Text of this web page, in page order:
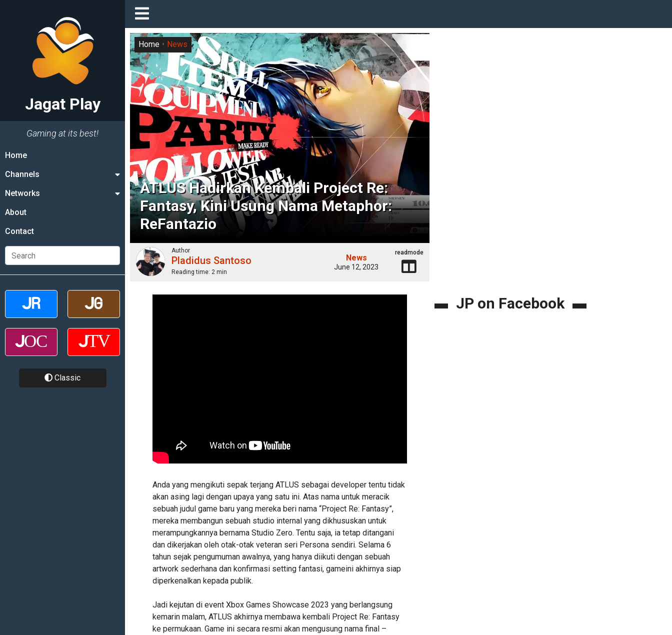
Jagat Play
Gaming at its best!
Home
Channels
Networks
About
Contact
Classic
ATLUS Hadirkan Kembali Project Re:
Fantasy, Kini Usung Nama Metaphor:
ReFantazio
Home News
Author
Pladidus Santoso
Reading time: 2 min
News
June 12, 2023
readmode
Anda yang mengikuti sepak terjang ATLUS sebagai developer tentu tidak
akan asing lagi dengan upaya yang satu ini. Atas nama untuk meracik
sebuah judul game baru yang mereka beri nama “Project Re: Fantasy”,
mereka membangun sebuah studio internal yang dikhususkan untuk
merampungkannya bernama Studio Zero. Tentu saja, ia tetap ditangani
dan dikerjakan oleh otak-otak veteran seri Persona sendiri. Selama 6
tahun sejak pengumuman awalnya, yang hanya diikuti dengan sebuah
artwork sederhana dan konfirmasi setting fantasi, gameini akhirnya siap
diperkenalkan kepada publik.
Jadi kejutan di event Xbox Games Showcase 2023 yang berlangsung
kemarin malam, ATLUS akhirnya membawa kembali Project Re: Fantasy
ke permukaan. Game ini secara resmi akan mengusung nama final –
JP on Facebook